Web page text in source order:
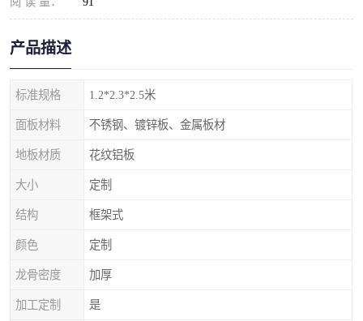
产品描述
标准规格 1.2*2.3*2.5米
面板材料 不锈钢、镀锌板、金属板材
地板材质 花纹铝板
大小 定制
结构 框架式
颜色 定制
龙骨密度 加厚
加工定制 是